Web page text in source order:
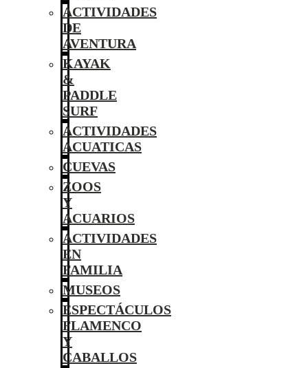
ACTIVIDADES
DE
AVENTURA
KAYAK
&
PADDLE
SURF
ACTIVIDADES
ACUATICAS
CUEVAS
ZOOS
Y
ACUARIOS
ACTIVIDADES
EN
FAMILIA
MUSEOS
ESPECTÁCULOS
FLAMENCO
Y
CABALLOS